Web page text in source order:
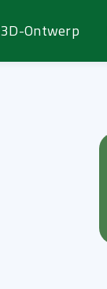
3D-Ontwerp